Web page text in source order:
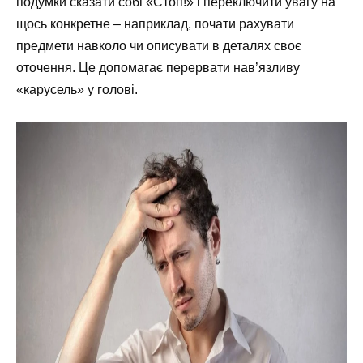
щось конкретне – наприклад, почати рахувати
предмети навколо чи описувати в деталях своє
оточення. Це допомагає перервати нав’язливу
«карусель» у голові.